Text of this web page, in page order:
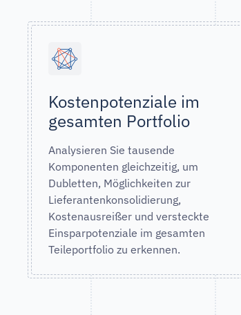
Kostenpotenziale im
gesamten Portfolio
Analysieren Sie tausende
Komponenten gleichzeitig, um
Dubletten, Möglichkeiten zur
Lieferantenkonsolidierung,
Kostenausreißer und versteckte
Einsparpotenziale im gesamten
Teileportfolio zu erkennen.